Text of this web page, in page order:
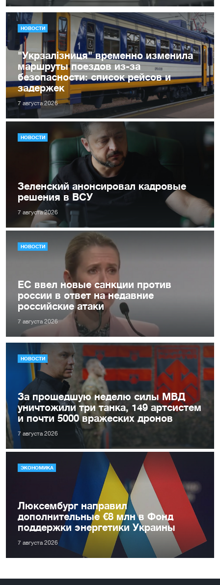
НОВОСТИ
"Укрзалізниця" временно изменила
маршруты поездов из-за
безопасности: список рейсов и
задержек
7 августа 2026
НОВОСТИ
Зеленский анонсировал кадровые
решения в ВСУ
7 августа 2026
НОВОСТИ
ЕС ввел новые санкции против
россии в ответ на недавние
российские атаки
7 августа 2026
НОВОСТИ
За прошедшую неделю силы МВД
уничтожили три танка, 149 артсистем
и почти 5000 вражеских дронов
7 августа 2026
ЭКОНОМИКА
Люксембург направил
дополнительные €8 млн в Фонд
поддержки энергетики Украины
7 августа 2026